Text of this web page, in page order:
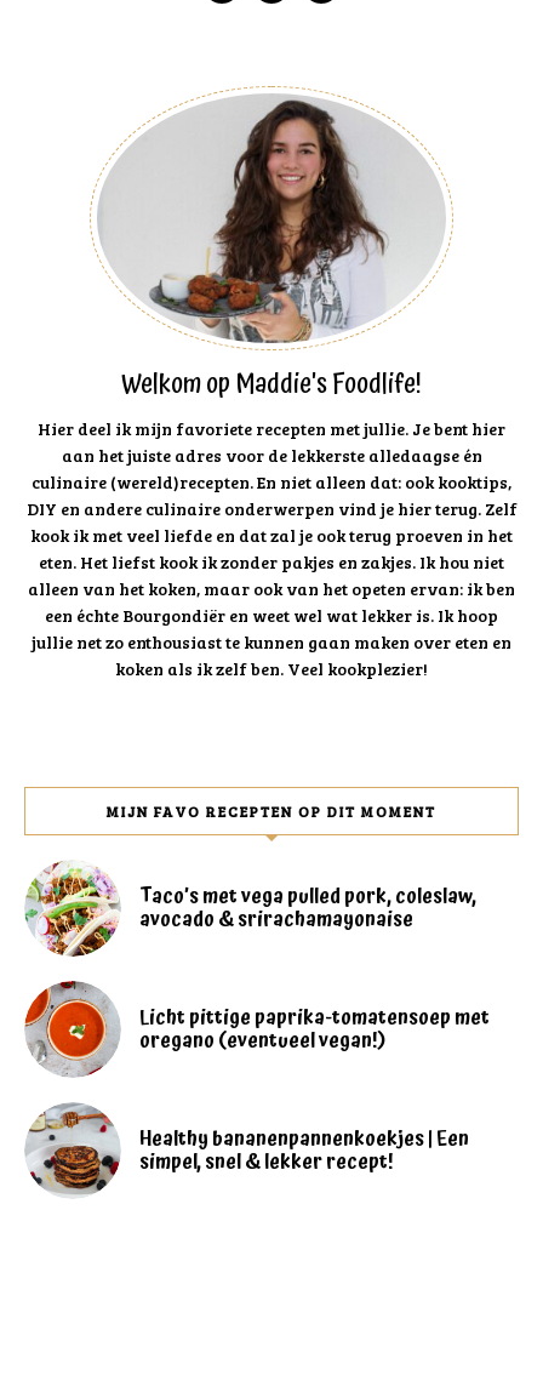
Welkom op Maddie's Foodlife!
Hier deel ik mijn favoriete recepten met jullie. Je bent hier
aan het juiste adres voor de lekkerste alledaagse én
culinaire (wereld)recepten. En niet alleen dat: ook kooktips,
DIY en andere culinaire onderwerpen vind je hier terug. Zelf
kook ik met veel liefde en dat zal je ook terug proeven in het
eten. Het liefst kook ik zonder pakjes en zakjes. Ik hou niet
alleen van het koken, maar ook van het opeten ervan: ik ben
een échte Bourgondiër en weet wel wat lekker is. Ik hoop
jullie net zo enthousiast te kunnen gaan maken over eten en
koken als ik zelf ben. Veel kookplezier!
MIJN FAVO RECEPTEN OP DIT MOMENT
Taco’s met vega pulled pork, coleslaw,
avocado & srirachamayonaise
Licht pittige paprika-tomatensoep met
oregano (eventueel vegan!)
Healthy bananenpannenkoekjes | Een
simpel, snel & lekker recept!